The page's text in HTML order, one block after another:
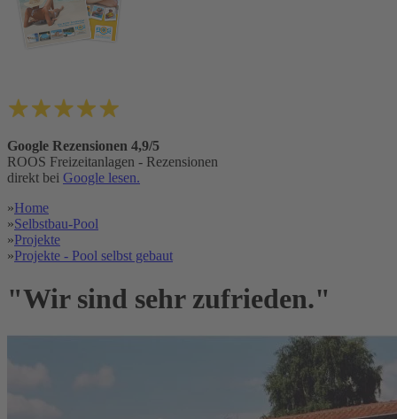
Google Rezensionen 4,9/5
ROOS Freizeitanlagen - Rezensionen
direkt bei Google lesen.
»Home
»Selbstbau-Pool
»Projekte
»Projekte - Pool selbst gebaut
"Wir sind sehr zufrieden."